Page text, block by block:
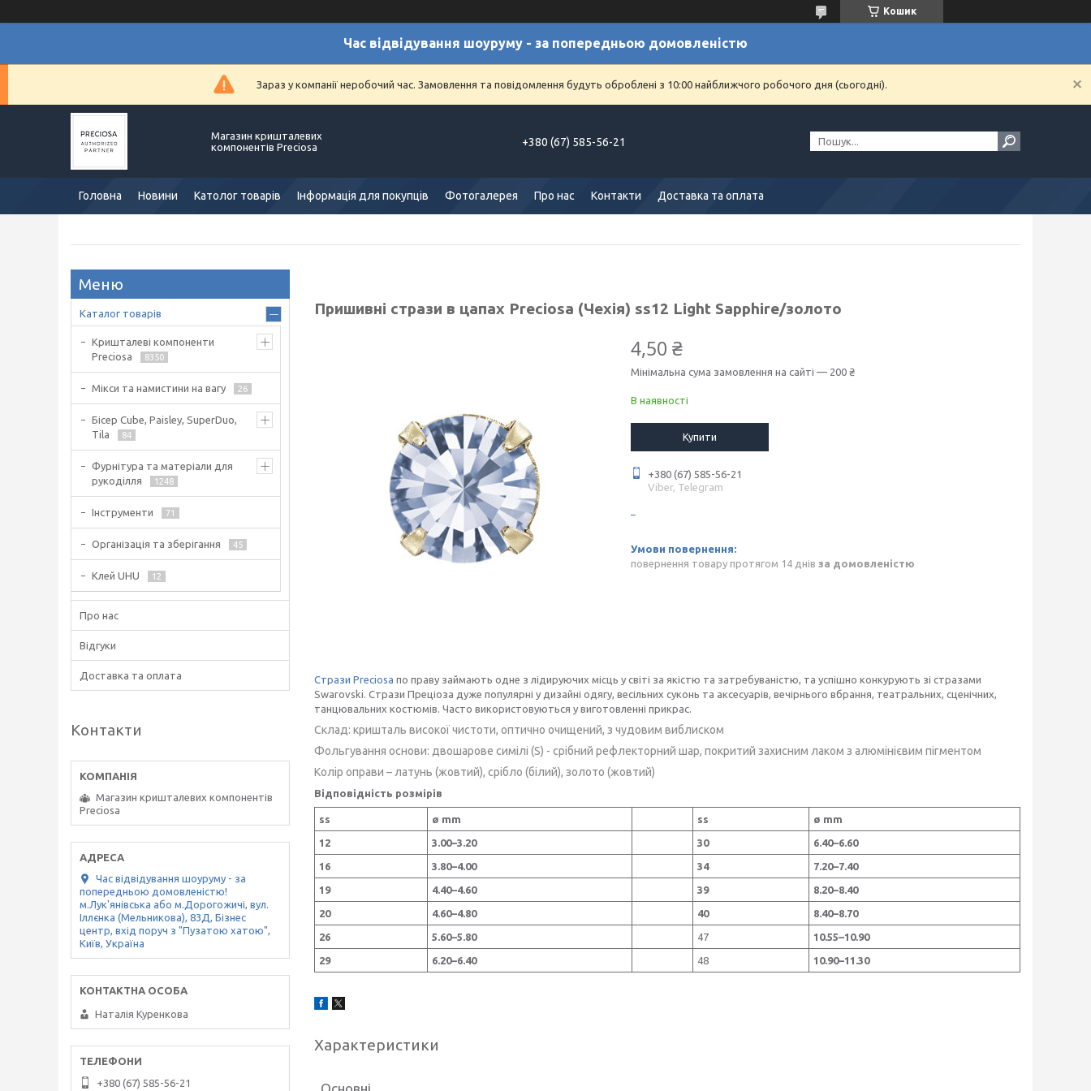
Кошик
Час відвідування шоуруму - за попередньою домовленістю
Зараз у компанії неробочий час. Замовлення та повідомлення будуть оброблені з 10:00 найближчого робочого дня (сьогодні).
Магазин кришталевих
компонентів Preciosa
+380 (67) 585-56-21
Головна Новини Католог товарів Інформація для покупців Фотогалерея Про нас Контакти Доставка та оплата
Пришивні стрази в цапах Preciosa (Чехія) ss12 Light Sapphire/золото
4,50 ₴
Мінімальна сума замовлення на сайті — 200 ₴
В наявності
Купити
+380 (67) 585-56-21
Viber, Telegram
повернення товару протягом 14 днів за домовленістю
Стрази Preciosa по праву займають одне з лідируючих місць у світі за якістю та затребуваністю, та успішно конкурують зі стразами
Swarovski. Стрази Преціоза дуже популярні у дизайні одягу, весільних суконь та аксесуарів, вечірнього вбрання, театральних, сценічних,
танцювальних костюмів. Часто використовуються у виготовленні прикрас.
Склад: кришталь високої чистоти, оптично очищений, з чудовим виблиском
Фольгування основи: двошарове симілі (S) - срібний рефлекторний шар, покритий захисним лаком з алюмінієвим пігментом
Колір оправи – латунь (жовтий), срібло (білий), золото (жовтий)
Відповідність розмірів
ss ø mm ss ø mm
12 3.00–3.20 30 6.40–6.60
16 3.80–4.00 34 7.20–7.40
19 4.40–4.60 39 8.20–8.40
20 4.60–4.80 40 8.40–8.70
26 5.60–5.80 47 10.55–10.90
29 6.20–6.40 48 10.90–11.30
Характеристики
Каталог товарів
Кришталеві компоненти
Preciosa
8350
Мікси та намистини на вагу 26
Бісер Cube, Paisley, SuperDuo,
Tila
84
Фурнітура та матеріали для
рукоділля
1248
Інструменти 71
Організація та зберігання 45
Клей UHU 12
Про нас
Відгуки
Доставка та оплата
Контакти
Магазин кришталевих компонентів
Preciosa
Час відвідування шоуруму - за
попередньою домовленістю!
м.Лук'янівська або м.Дорогожичі, вул.
Іллєнка (Мельникова), 83Д, Бізнес
центр, вхід поруч з "Пузатою хатою",
Київ, Україна
Наталія Куренкова
+380 (67) 585-56-21